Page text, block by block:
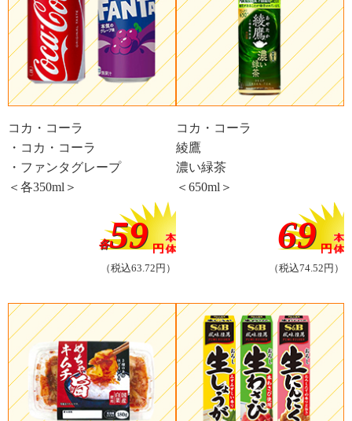
コカ・コーラ
・コカ・コーラ
・ファンタグレープ
＜各350ml＞
各59
（税込63.72円）
コカ・コーラ
綾鷹
濃い緑茶
＜650ml＞
69
（税込74.52円）